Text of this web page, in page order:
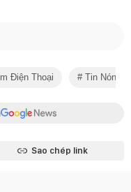
Điện Thoại Tin Nóng
Sao chép link